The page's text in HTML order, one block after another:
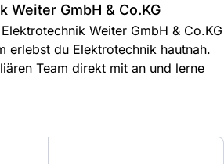
Weiter GmbH & Co.KG
Weiter GmbH & Co.KG
erlebst du Elektrotechnik hautnah.
Team direkt mit an und lerne